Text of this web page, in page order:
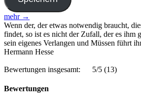
mehr →
Wenn der, der etwas notwendig braucht,
findet, so ist es nicht der Zufall, der es ihm
sein eigenes Verlangen und Müssen führt
Hermann Hesse
Bewertungen insgesamt: 5/5 (13)
Bewertungen